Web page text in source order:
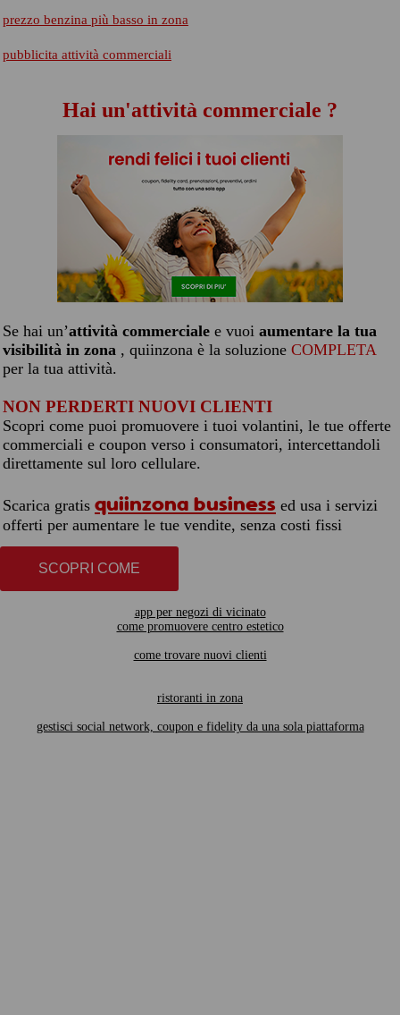
prezzo benzina più basso in zona
pubblicita attività commerciali
Hai un'attività commerciale ?
Se hai un’attività commerciale e vuoi aumentare la tua
visibilità in zona , quiinzona è la soluzione COMPLETA
per la tua attività.
NON PERDERTI NUOVI CLIENTI
Scopri come puoi promuovere i tuoi volantini, le tue offerte
commerciali e coupon verso i consumatori, intercettandoli
direttamente sul loro cellulare.
Scarica gratis quiinzona business ed usa i servizi
offerti per aumentare le tue vendite, senza costi fissi
SCOPRI COME
app per negozi di vicinato
come promuovere centro estetico
come trovare nuovi clienti
ristoranti in zona
gestisci social network, coupon e fidelity da una sola piattaforma